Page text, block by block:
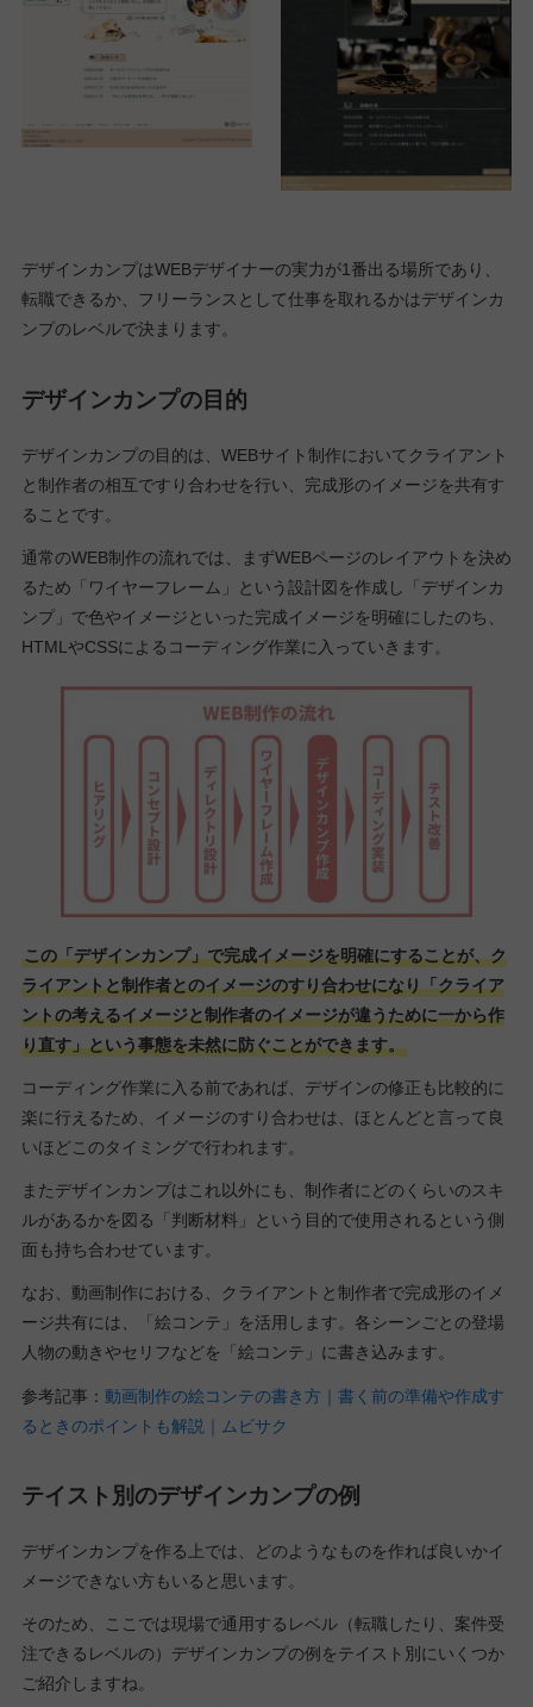
デザインカンプはWEBデザイナーの実力が1番出る場所であり、
転職できるか、フリーランスとして仕事を取れるかはデザインカ
ンプのレベルで決まります。
デザインカンプの目的
デザインカンプの目的は、WEBサイト制作においてクライアント
と制作者の相互ですり合わせを行い、完成形のイメージを共有す
ることです。
通常のWEB制作の流れでは、まずWEBページのレイアウトを決め
るため「ワイヤーフレーム」という設計図を作成し「デザインカ
ンプ」で色やイメージといった完成イメージを明確にしたのち、
HTMLやCSSによるコーディング作業に入っていきます。
この「デザインカンプ」で完成イメージを明確にすることが、ク
ライアントと制作者とのイメージのすり合わせになり「クライア
ントの考えるイメージと制作者のイメージが違うために一から作
り直す」という事態を未然に防ぐことができます。
コーディング作業に入る前であれば、デザインの修正も比較的に
楽に行えるため、イメージのすり合わせは、ほとんどと言って良
いほどこのタイミングで行われます。
またデザインカンプはこれ以外にも、制作者にどのくらいのスキ
ルがあるかを図る「判断材料」という目的で使用されるという側
面も持ち合わせています。
なお、動画制作における、クライアントと制作者で完成形のイメ
ージ共有には、「絵コンテ」を活用します。各シーンごとの登場
人物の動きやセリフなどを「絵コンテ」に書き込みます。
参考記事： 動画制作の絵コンテの書き方｜書く前の準備や作成す
るときのポイントも解説｜ムビサク
テイスト別のデザインカンプの例
デザインカンプを作る上では、どのようなものを作れば良いかイ
メージできない方もいると思います。
そのため、ここでは現場で通用するレベル（転職したり、案件受
注できるレベルの）デザインカンプの例をテイスト別にいくつか
ご紹介しますね。